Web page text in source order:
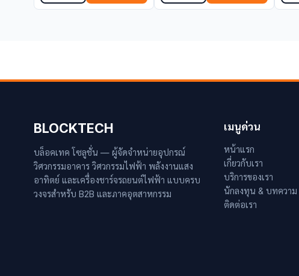
BLOCKTECH
บล็อคเทค โซลูชั่น — ผู้จัดจำหน่ายอุปกรณ์
วิศวกรรมอาคาร วิศวกรรมไฟฟ้า พลังงานแสง
อาทิตย์ และเครื่องชาร์จรถยนต์ไฟฟ้า แบบครบ
วงจรสำหรับ B2B และภาคอุตสาหกรรม
เมนูด่วน
หน้าแรก
เกี่ยวกับเรา
บริการของเรา
นักลงทุน & บทความ
ติดต่อเรา